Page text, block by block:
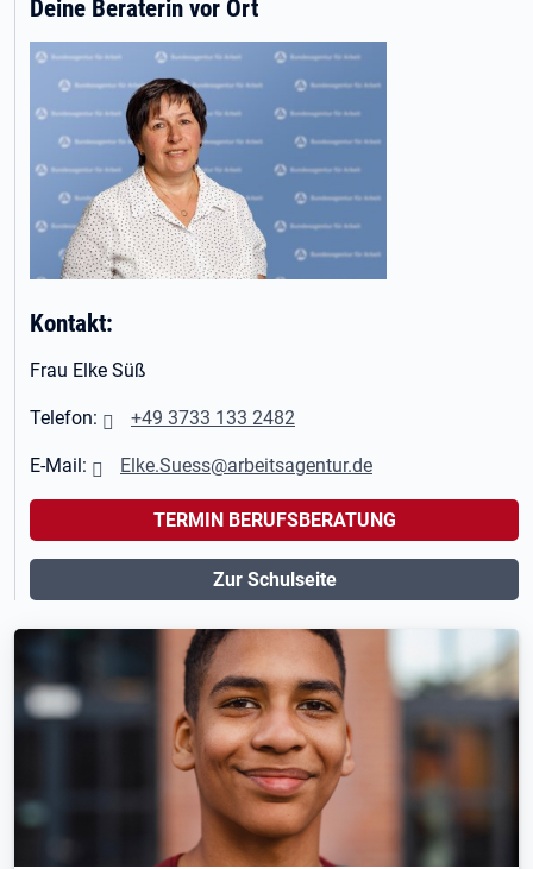
Deine Beraterin vor Ort
Kontakt:
Frau Elke Süß
Telefon: +49 3733 133 2482
E-Mail: Elke.Suess@arbeitsagentur.de
TERMIN BERUFSBERATUNG
Zur Schulseite